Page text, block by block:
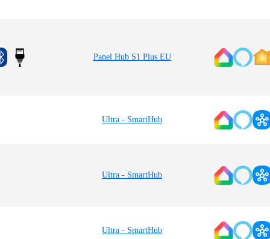
Panel Hub S1 Plus EU
Ultra - SmartHub
Ultra - SmartHub
Ultra - SmartHub